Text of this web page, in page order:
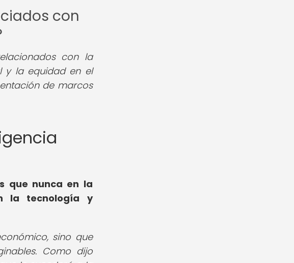
con
con la
y la equidad en el
de marcos
que nunca en la
la tecnología y
sino que
Como dijo